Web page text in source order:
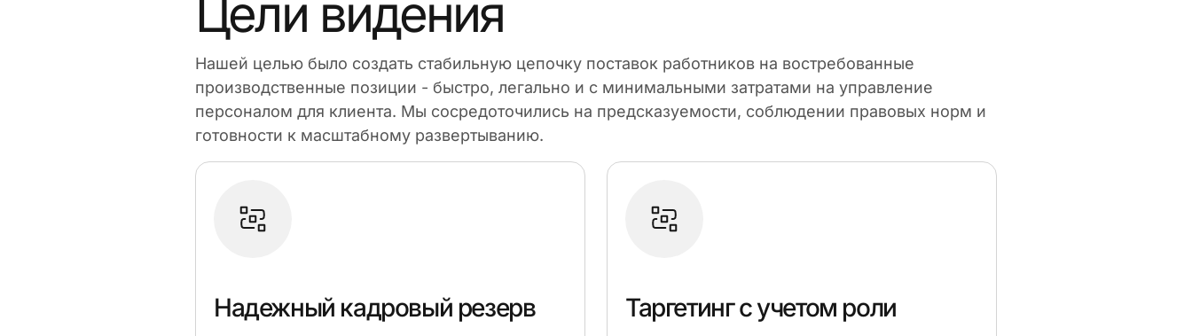
Цели видения
Нашей целью было создать стабильную цепочку поставок работников на востребованные
производственные позиции - быстро, легально и с минимальными затратами на управление
персоналом для клиента. Мы сосредоточились на предсказуемости, соблюдении правовых норм и
готовности к масштабному развертыванию.
Надежный кадровый резерв Таргетинг с учетом роли